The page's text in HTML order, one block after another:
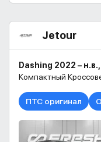
Jetour
Dashing 2022 – н.в., I
Компактный
ПТС оригинал